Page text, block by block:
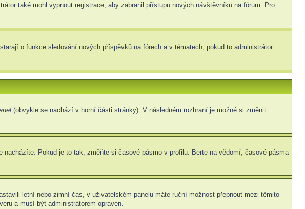
také mohl vypnout registrace, aby zabranil přístupu nových návštěvníků na fórum. Pro
o funkce sledování nových příspěvků na fórech a v tématech, pokud to administrátor
(obvykle se nachází v horní části stránky). V následném rozhraní je možné si změnit
Pokud je to tak, změňte si časové pásmo v profilu. Berte na vědomí, časové pásma
letní nebo zimní čas, v uživatelském panelu máte ruční možnost přepnout mezi těmito
a musí být administrátorem opraven.